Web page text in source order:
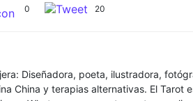
0 20
Diseñadora, poeta, ilustradora,
China y terapias alternativas. El